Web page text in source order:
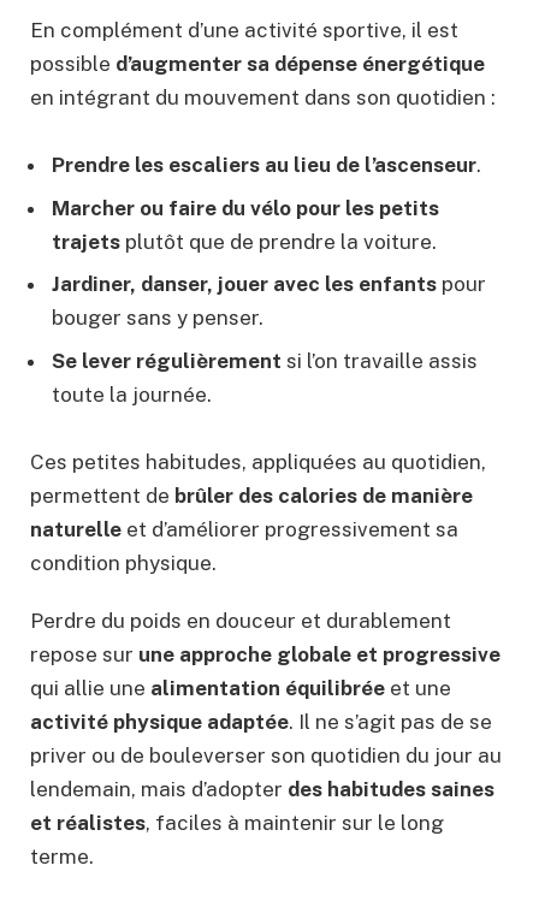
En complément d’une activité sportive, il est
possible d’augmenter sa dépense énergétique
en intégrant du mouvement dans son quotidien :
Prendre les escaliers au lieu de l’ascenseur.
Marcher ou faire du vélo pour les petits
trajets plutôt que de prendre la voiture.
Jardiner, danser, jouer avec les enfants pour
bouger sans y penser.
Se lever régulièrement si l’on travaille assis
toute la journée.
Ces petites habitudes, appliquées au quotidien,
permettent de brûler des calories de manière
naturelle et d’améliorer progressivement sa
condition physique.
Perdre du poids en douceur et durablement
repose sur une approche globale et progressive
qui allie une alimentation équilibrée et une
activité physique adaptée. Il ne s’agit pas de se
priver ou de bouleverser son quotidien du jour au
lendemain, mais d’adopter des habitudes saines
et réalistes, faciles à maintenir sur le long
terme.